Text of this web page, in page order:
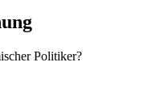
Politiker?